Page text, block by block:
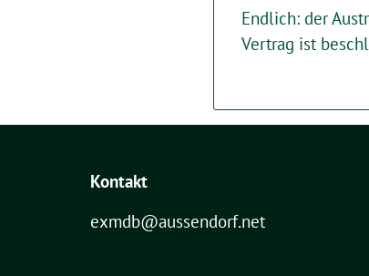
Endlich: der
Vertrag ist
Kontakt
exmdb@aussendorf.net